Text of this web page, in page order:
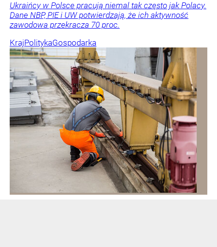
Ukraińcy w Polsce pracują niemal tak często jak Polacy.
Dane NBP, PIE i UW potwierdzają, że ich aktywność
zawodowa przekracza 70 proc.
KrajPolitykaGospodarka